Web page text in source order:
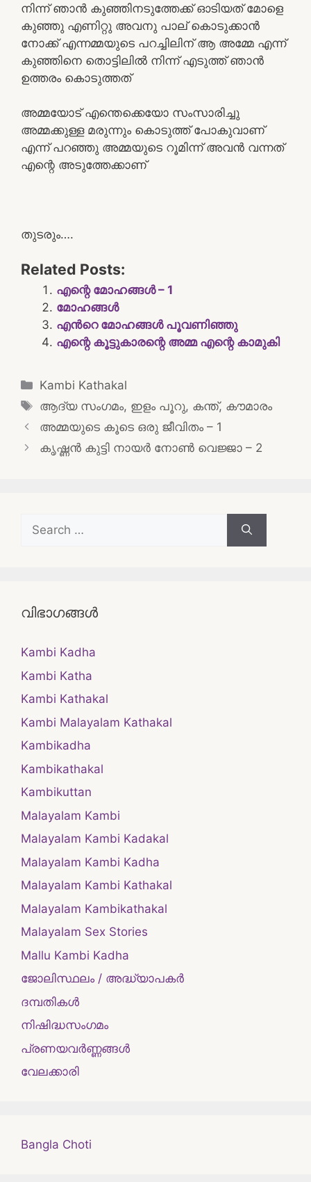
നിന്ന് ഞാൻ കുഞ്ഞിനടുത്തേക്ക് ഓടിയത് മോളെ
കുഞ്ഞു എണിറ്റു അവനു പാല് കൊടുക്കാൻ
നോക്ക് എന്നമ്മയുടെ പറച്ചിലിന് ആ അമ്മേ എന്ന്
കുഞ്ഞിനെ തൊട്ടിലിൽ നിന്ന് എടുത്ത് ഞാൻ
ഉത്തരം കൊടുത്തത്
അമ്മയോട് എന്തെക്കെയോ സംസാരിച്ചു
അമ്മക്കുള്ള മരുന്നും കൊടുത്ത് പോകുവാണ്
എന്ന് പറഞ്ഞു അമ്മയുടെ റൂമിന്ന് അവൻ വന്നത്
എന്റെ അടുത്തേക്കാണ്
തുടരും….
Related Posts:
എന്റെ മോഹങ്ങൾ – 1
മോഹങ്ങൾ
എന്‍റെ മോഹങ്ങൾ പൂവണിഞ്ഞു
എന്റെ കൂട്ടുകാരന്റെ അമ്മ എന്റെ കാമുകി
Categories
Kambi Kathakal
Tags
ആദ്യ സംഗമം, ഇളം പൂറു, കന്ത്, കൗമാരം
Post
navigation
അമ്മയുടെ കൂടെ ഒരു ജീവിതം – 1
കൃഷ്ണൻ കുട്ടി നായർ നോൺ വെജ്ജാ – 2
Search
for:
വിഭാഗങ്ങൾ
Kambi Kadha
Kambi Katha
Kambi Kathakal
Kambi Malayalam Kathakal
Kambikadha
Kambikathakal
Kambikuttan
Malayalam Kambi
Malayalam Kambi Kadakal
Malayalam Kambi Kadha
Malayalam Kambi Kathakal
Malayalam Kambikathakal
Malayalam Sex Stories
Mallu Kambi Kadha
ജോലിസ്ഥലം / അദ്ധ്യാപകർ
ദമ്പതികള്‍
നിഷിദ്ധസംഗമം
പ്രണയവർണ്ണങ്ങൾ
വേലക്കാരി
Bangla Choti